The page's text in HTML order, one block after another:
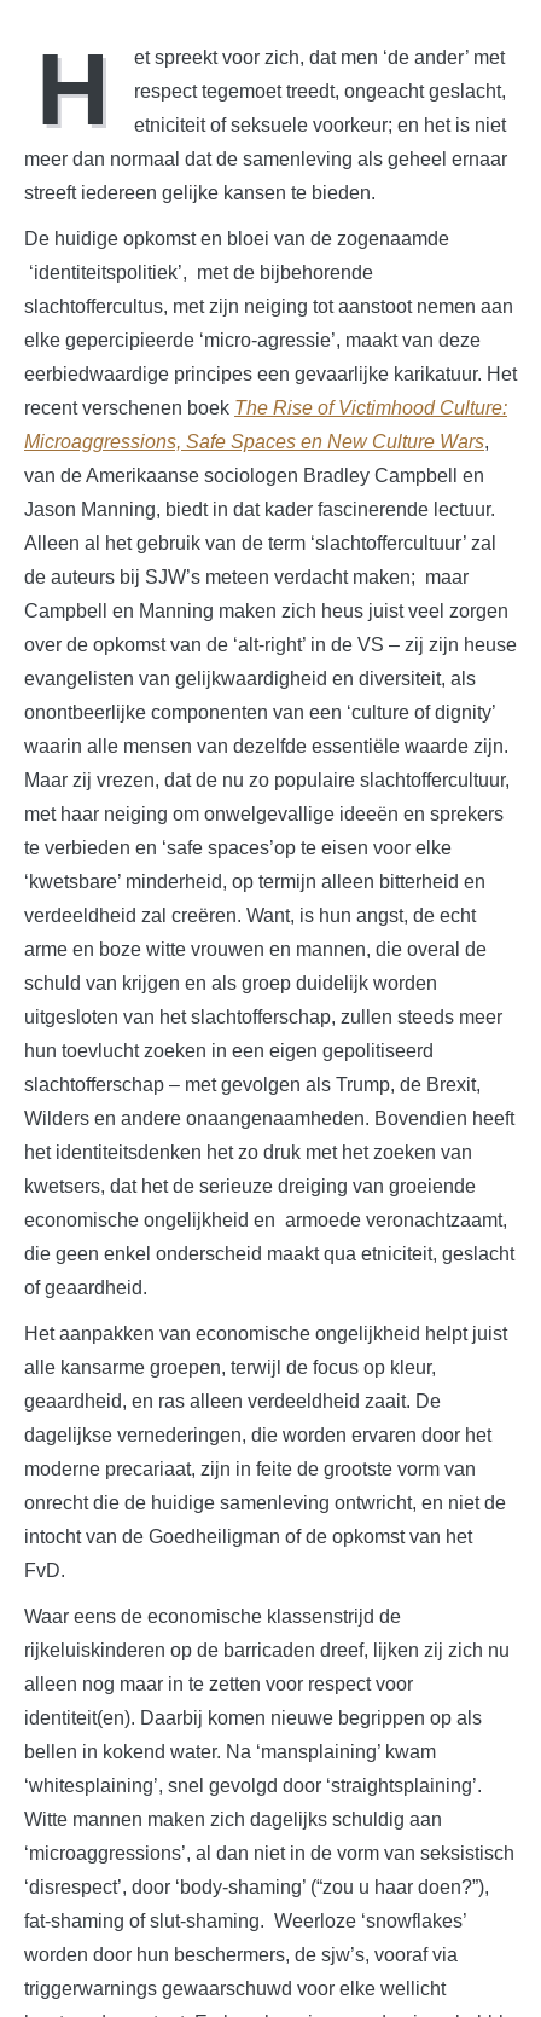
H
et spreekt voor zich, dat men ‘de ander’ met
respect tegemoet treedt, ongeacht geslacht,
etniciteit of seksuele voorkeur; en het is niet
meer dan normaal dat de samenleving als geheel ernaar
streeft iedereen gelijke kansen te bieden.
De huidige opkomst en bloei van de zogenaamde
‘identiteitspolitiek’, met de bijbehorende
slachtoffercultus, met zijn neiging tot aanstoot nemen aan
elke gepercipieerde ‘micro-agressie’, maakt van deze
eerbiedwaardige principes een gevaarlijke karikatuur. Het
recent verschenen boek The Rise of Victimhood Culture:
Microaggressions, Safe Spaces en New Culture Wars,
van de Amerikaanse sociologen Bradley Campbell en
Jason Manning, biedt in dat kader fascinerende lectuur.
Alleen al het gebruik van de term ‘slachtoffercultuur’ zal
de auteurs bij SJW’s meteen verdacht maken; maar
Campbell en Manning maken zich heus juist veel zorgen
over de opkomst van de ‘alt-right’ in de VS – zij zijn heuse
evangelisten van gelijkwaardigheid en diversiteit, als
onontbeerlijke componenten van een ‘culture of dignity’
waarin alle mensen van dezelfde essentiële waarde zijn.
Maar zij vrezen, dat de nu zo populaire slachtoffercultuur,
met haar neiging om onwelgevallige ideeën en sprekers
te verbieden en ‘safe spaces’op te eisen voor elke
‘kwetsbare’ minderheid, op termijn alleen bitterheid en
verdeeldheid zal creëren. Want, is hun angst, de echt
arme en boze witte vrouwen en mannen, die overal de
schuld van krijgen en als groep duidelijk worden
uitgesloten van het slachtofferschap, zullen steeds meer
hun toevlucht zoeken in een eigen gepolitiseerd
slachtofferschap – met gevolgen als Trump, de Brexit,
Wilders en andere onaangenaamheden. Bovendien heeft
het identiteitsdenken het zo druk met het zoeken van
kwetsers, dat het de serieuze dreiging van groeiende
economische ongelijkheid en armoede veronachtzaamt,
die geen enkel onderscheid maakt qua etniciteit, geslacht
of geaardheid.
Het aanpakken van economische ongelijkheid helpt juist
alle kansarme groepen, terwijl de focus op kleur,
geaardheid, en ras alleen verdeeldheid zaait. De
dagelijkse vernederingen, die worden ervaren door het
moderne precariaat, zijn in feite de grootste vorm van
onrecht die de huidige samenleving ontwricht, en niet de
intocht van de Goedheiligman of de opkomst van het
FvD.
Waar eens de economische klassenstrijd de
rijkeluiskinderen op de barricaden dreef, lijken zij zich nu
alleen nog maar in te zetten voor respect voor
identiteit(en). Daarbij komen nieuwe begrippen op als
bellen in kokend water. Na ‘mansplaining’ kwam
‘whitesplaining’, snel gevolgd door ‘straightsplaining’.
Witte mannen maken zich dagelijks schuldig aan
‘microaggressions’, al dan niet in de vorm van seksistisch
‘disrespect’, door ‘body-shaming’ (“zou u haar doen?”),
fat-shaming of slut-shaming. Weerloze ‘snowflakes’
worden door hun beschermers, de sjw’s, vooraf via
triggerwarnings gewaarschuwd voor elke wellicht